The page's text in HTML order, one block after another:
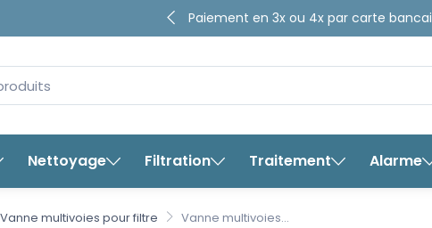
Paiement en 3x ou 4x par carte
bancaire
4.65/5sur plus de8280 avis garantis
Nettoyage Filtration Traitement Alarme
Vanne multivoies pour filtre Vanne multivoies...